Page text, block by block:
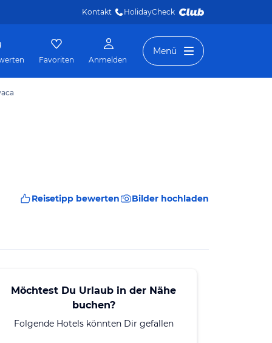
Kontakt HolidayCheck
Favoriten Anmelden
Menü
Reisetipp bewerten Bilder hochladen
Möchtest Du Urlaub in der Nähe
buchen?
Folgende Hotels könnten Dir gefallen